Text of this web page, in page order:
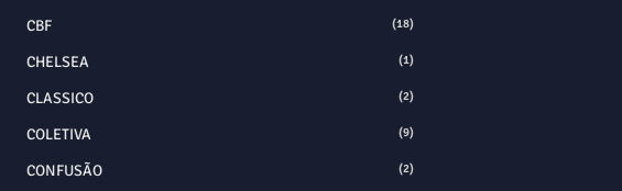
CBF (18)
CHELSEA (1)
CLASSICO (2)
COLETIVA (9)
CONFUSÃO (2)